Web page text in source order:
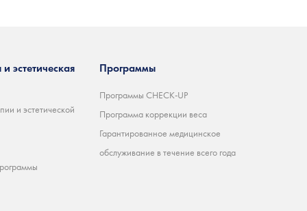
эстетическая
и эстетической
Программы
Программы CHECK-UP
Программа коррекции веса
Гарантированное медицинское
обслуживание в течение всего года